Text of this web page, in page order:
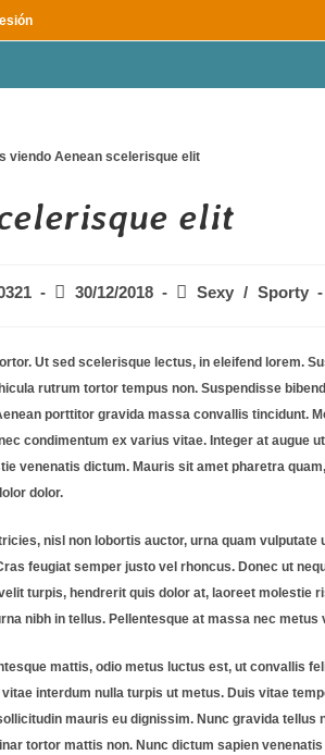
elit
30/12/2018 Sexy / Sporty
Ut sed scelerisque lectus, in eleifend lorem.
rutrum tortor tempus non. Suspendisse
porttitor gravida massa convallis tincidunt.
condimentum ex varius vitae. Integer at augue
venenatis dictum. Mauris sit amet pharetra
dolor.
nisl non lobortis auctor, urna quam
feugiat semper justo vel rhoncus. Donec ut
turpis, hendrerit quis dolor at, laoreet molestie
nibh in tellus. Pellentesque at massa nec
mattis, odio metus luctus est, ut convallis
interdum nulla turpis ut metus. Duis vitae
mauris eu dignissim. Nunc gravida
tortor mattis non. Nunc dictum sapien